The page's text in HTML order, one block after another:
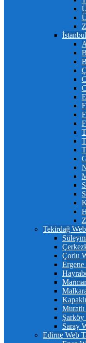
Tekirdağ Web
Çorlu
Ergene
Muratlı
Şarköy
Saray
Edirne Web